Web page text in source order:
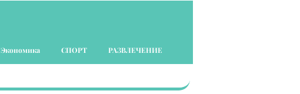
Экономика СПОРТ РАЗВЛЕЧЕНИЕ